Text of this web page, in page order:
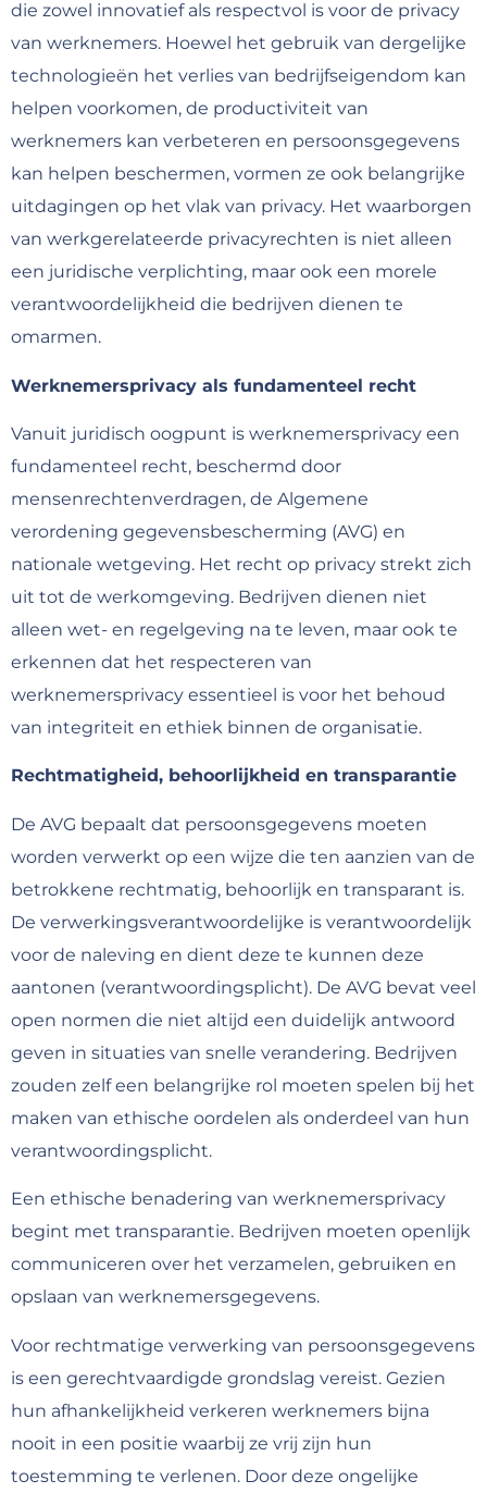
die zowel innovatief als respectvol is voor de privacy
van werknemers. Hoewel het gebruik van dergelijke
technologieën het verlies van bedrijfseigendom kan
helpen voorkomen, de productiviteit van
werknemers kan verbeteren en persoonsgegevens
kan helpen beschermen, vormen ze ook belangrijke
uitdagingen op het vlak van privacy. Het waarborgen
van werkgerelateerde privacyrechten is niet alleen
een juridische verplichting, maar ook een morele
verantwoordelijkheid die bedrijven dienen te
omarmen.
Werknemersprivacy als fundamenteel recht
Vanuit juridisch oogpunt is werknemersprivacy een
fundamenteel recht, beschermd door
mensenrechtenverdragen, de Algemene
verordening gegevensbescherming (AVG) en
nationale wetgeving. Het recht op privacy strekt zich
uit tot de werkomgeving. Bedrijven dienen niet
alleen wet- en regelgeving na te leven, maar ook te
erkennen dat het respecteren van
werknemersprivacy essentieel is voor het behoud
van integriteit en ethiek binnen de organisatie.
Rechtmatigheid, behoorlijkheid en transparantie
De AVG bepaalt dat persoonsgegevens moeten
worden verwerkt op een wijze die ten aanzien van de
betrokkene rechtmatig, behoorlijk en transparant is.
De verwerkingsverantwoordelijke is verantwoordelijk
voor de naleving en dient deze te kunnen deze
aantonen (verantwoordingsplicht). De AVG bevat veel
open normen die niet altijd een duidelijk antwoord
geven in situaties van snelle verandering. Bedrijven
zouden zelf een belangrijke rol moeten spelen bij het
maken van ethische oordelen als onderdeel van hun
verantwoordingsplicht.
Een ethische benadering van werknemersprivacy
begint met transparantie. Bedrijven moeten openlijk
communiceren over het verzamelen, gebruiken en
opslaan van werknemersgegevens.
Voor rechtmatige verwerking van persoonsgegevens
is een gerechtvaardigde grondslag vereist. Gezien
hun afhankelijkheid verkeren werknemers bijna
nooit in een positie waarbij ze vrij zijn hun
toestemming te verlenen. Door deze ongelijke